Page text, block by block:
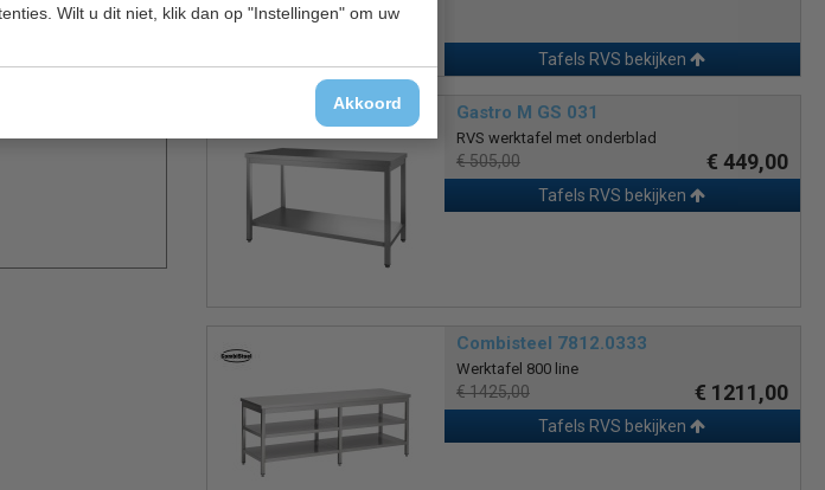
Wilt u dit niet, klik dan op "Instellingen" om uw
Akkoord
Tafels RVS bekijken
Gastro M GS 031
RVS werktafel met onderblad
€ 505,00 € 449,00
Tafels RVS bekijken
Combisteel 7812.0333
Werktafel 800 line
€ 1425,00 € 1211,00
Tafels RVS bekijken